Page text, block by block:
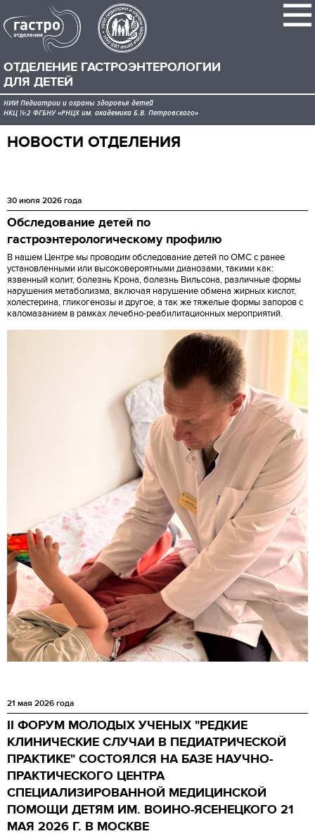
ОТДЕЛЕНИЕ ГАСТРОЭНТЕРОЛОГИИ
ДЛЯ ДЕТЕЙ
НИИ Педиатрии и охраны здоровья детей
НКЦ №2 ФГБНУ «РНЦХ им. академика Б.В. Петровского»
НОВОСТИ ОТДЕЛЕНИЯ
30 июля 2026 года
Обследование детей по
гастроэнтерологическому профилю
В нашем Центре мы проводим обследование детей по ОМС с ранее
установленными или высоковероятными дианозами, такими как:
язвенный колит, болезнь Крона, болезнь Вильсона, различные формы
нарушения метаболизма, включая нарушение обмена жирных кислот,
холестерина, гликогенозы и другое, а так же тяжелые формы запоров с
каломазанием в рамках лечебно-реабилитационных мероприятий.
21 мая 2026 года
II ФОРУМ МОЛОДЫХ УЧЕНЫХ "РЕДКИЕ
КЛИНИЧЕСКИЕ СЛУЧАИ В ПЕДИАТРИЧЕСКОЙ
ПРАКТИКЕ" СОСТОЯЛСЯ НА БАЗЕ НАУЧНО-
ПРАКТИЧЕСКОГО ЦЕНТРА
СПЕЦИАЛИЗИРОВАННОЙ МЕДИЦИНСКОЙ
ПОМОЩИ ДЕТЯМ ИМ. ВОИНО-ЯСЕНЕЦКОГО 21
МАЯ 2026 Г. В МОСКВЕ